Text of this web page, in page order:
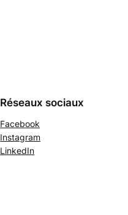
Réseaux sociaux
Facebook
Instagram
LinkedIn